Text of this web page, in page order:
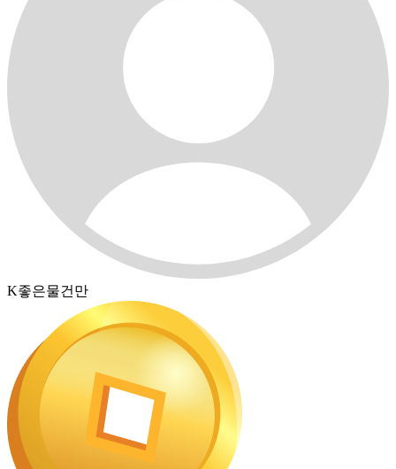
K좋은물건만